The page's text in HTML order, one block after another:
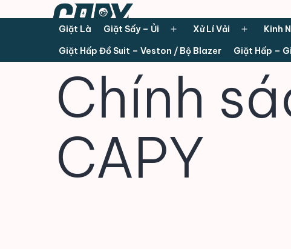
Giặt Là Giặt Sấy – Ủi
Open
menu
Xử Lí Vải
Open
menu
Kinh
Giặt Hấp Đồ Suit – Veston / Bộ Blazer
Giặt Hấp –
Chính
CAPY